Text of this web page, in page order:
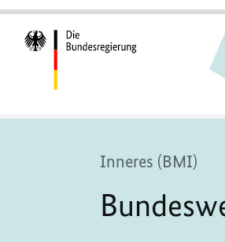
Inneres (BMI)